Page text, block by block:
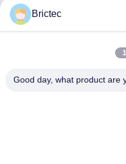
प्रणाली
सबसे अच्छी कीमत पाएं
Brictec
Good day, what product are